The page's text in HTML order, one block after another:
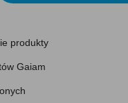
produkty
Gaiam